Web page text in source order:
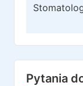
Pytania